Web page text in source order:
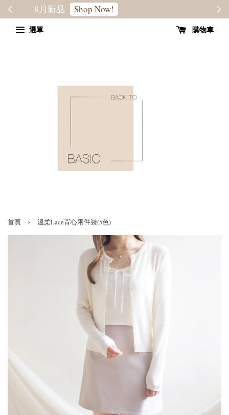
轉季優惠8折
選單 購物車
首頁 › 溫柔Lace背心兩件裝(5色)